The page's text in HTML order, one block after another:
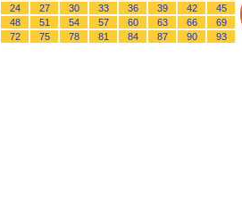
24
27 30 33 36 39 42
45
48
51 54 57 60 63 66
69
72
75 78 81 84 87 90 93